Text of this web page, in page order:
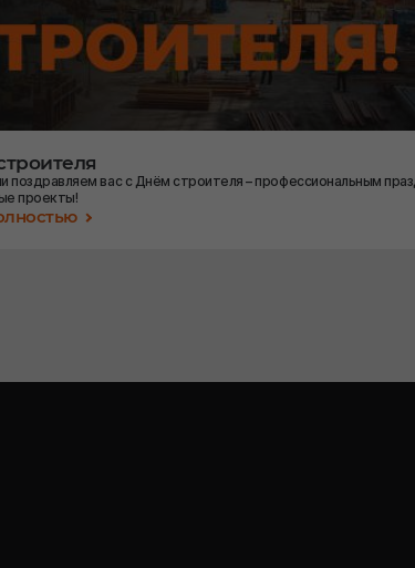
поздравляем вас с Днём строителя – профессиональным
проекты!